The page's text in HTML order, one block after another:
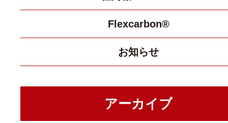
Flexcarbon®
お知らせ
アーカイブ